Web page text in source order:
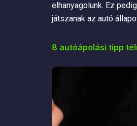
elhanyagolunk. Ez
játszanak az autó
8 autóápolási tipp